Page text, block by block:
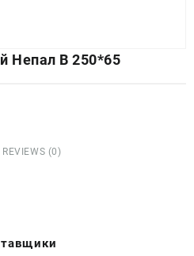
Непал В 250*65
REVIEWS (0)